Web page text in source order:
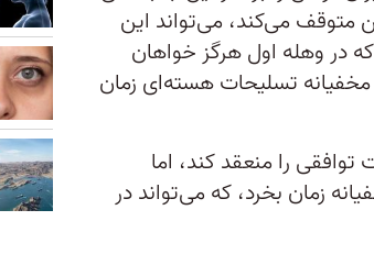
متوقف می‌کند، می‌تواند این
در وهله اول هرگز خواهان
تسلیحات هسته‌ای زمان
را منعقد کند، اما
زمان بخرد، که می‌تواند در